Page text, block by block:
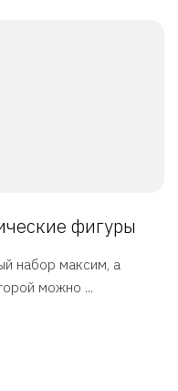
фигуры
набор максим, а
можно ...